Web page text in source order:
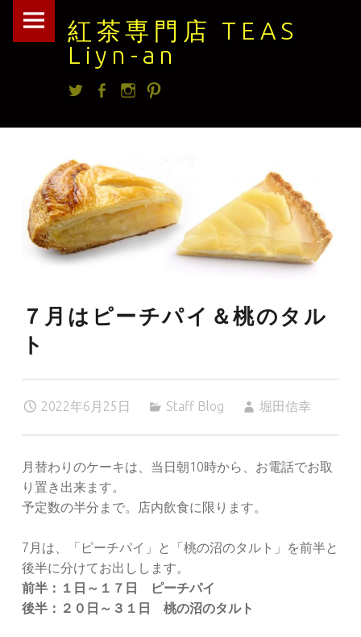
紅茶専門店 TEAS
Liyn-an
紅
site
navigation
Skip
Twitterfacebook
Instagram
７月はピーチパイ＆桃のタル
ト
2022年6月25日 Staff Blog 堀田信幸
月替わりのケーキは、当日朝10時から、お電話でお取
り置き出来ます。
予定数の半分まで。店内飲食に限ります。
7月は、「ピーチパイ」と「桃の沼のタルト」を前半と
後半に分けてお出しします。
前半：１日～１７日 ピーチパイ
後半：２０日～３１日 桃の沼のタルト